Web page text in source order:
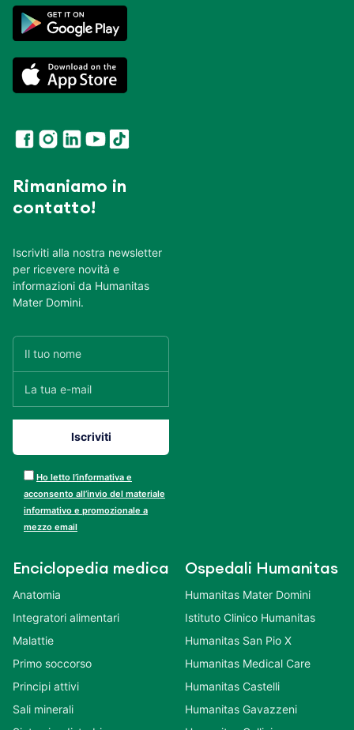
Rimaniamo in
contatto!
Iscriviti alla nostra newsletter
per ricevere novità e
informazioni da Humanitas
Mater Domini.
Ho letto l’informativa e
acconsento all’invio del materiale
informativo e promozionale a
mezzo email
Enciclopedia medica
Anatomia
Integratori alimentari
Malattie
Primo soccorso
Principi attivi
Sali minerali
Ospedali Humanitas
Humanitas Mater Domini
Istituto Clinico Humanitas
Humanitas San Pio X
Humanitas Medical Care
Humanitas Castelli
Humanitas Gavazzeni